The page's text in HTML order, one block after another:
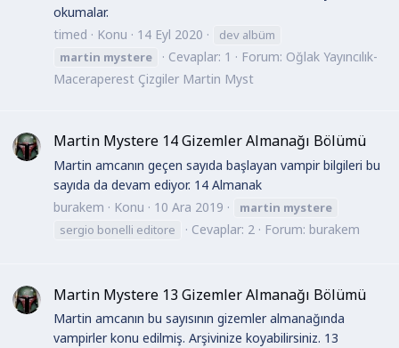
okumalar.
timed
Konu 14 Eyl 2020
dev albüm
martin mystere Cevaplar: 1 Forum: Oğlak Yayıncılık-
Maceraperest Çizgiler Martin Myst
Martin Mystere 14 Gizemler Almanağı Bölümü
Martin amcanın geçen sayıda başlayan vampir bilgileri bu
sayıda da devam ediyor. 14 Almanak
burakem
Konu 10 Ara 2019 martin mystere
sergio bonelli editore
Cevaplar: 2 Forum: burakem
Martin Mystere 13 Gizemler Almanağı Bölümü
Martin amcanın bu sayısının gizemler almanağında
vampirler konu edilmiş. Arşivinize koyabilirsiniz. 13